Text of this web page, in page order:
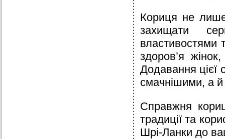
Кориця не
захищати
властивостями
здоров’я
Додавання цієї
смачнішими, а й
Справжня
традиції та
Шрі-Ланки до